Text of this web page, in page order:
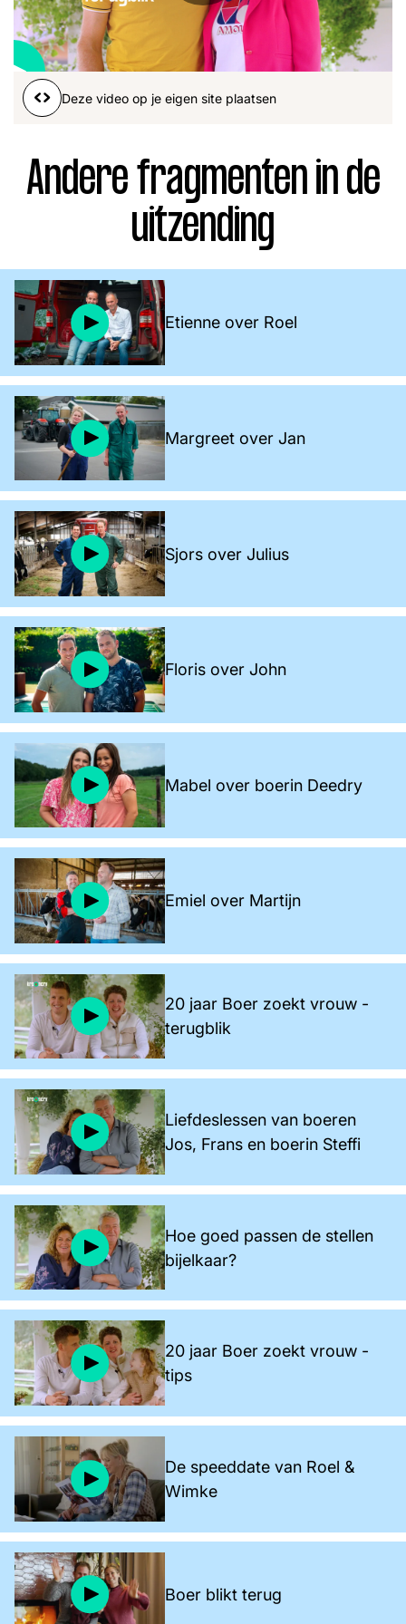
Word lid
John Julius Martijn
Nieuws Nieuwsbrief
Uitzendingen
Deze video op je eigen site plaatsen
Andere fragmenten in de
uitzending
Etienne over Roel
Margreet over Jan
Sjors over Julius
Floris over John
Mabel over boerin Deedry
Emiel over Martijn
20 jaar Boer zoekt vrouw -
terugblik
Liefdeslessen van boeren
Jos, Frans en boerin Steffi
Hoe goed passen de stellen
bijelkaar?
20 jaar Boer zoekt vrouw -
tips
De speeddate van Roel &
Wimke
Boer blikt terug